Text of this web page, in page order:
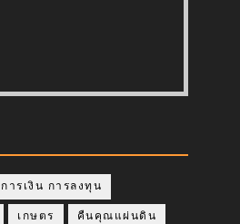
การเงิน การลงทุน
เกษตร คืนคุณแผ่นดิน